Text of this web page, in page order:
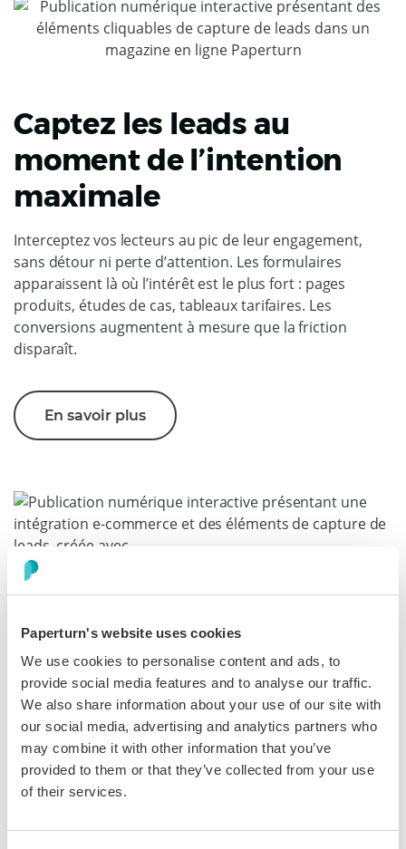
Paperturn's website uses cookies
We use cookies to personalise content and ads, to
provide social media features and to analyse our traffic.
We also share information about your use of our site with
our social media, advertising and analytics partners who
may combine it with other information that you’ve
provided to them or that they’ve collected from your use
of their services.
Captez les leads au
moment de l’intention
maximale
Interceptez vos lecteurs au pic de leur engagement,
sans détour ni perte d’attention. Les formulaires
apparaissent là où l’intérêt est le plus fort : pages
produits, études de cas, tableaux tarifaires. Les
conversions augmentent à mesure que la friction
disparaît.
En savoir plus
instantanée sans tunnel
complexe
Transformez vos catalogues en générateurs de
commandes grâce aux paniers par email. Les lecteurs
ajoutent des produits, envoient leur commande
directement aux ventes et reçoivent une confirmation
projet IT. Un commerce simple et efficace qui convertit